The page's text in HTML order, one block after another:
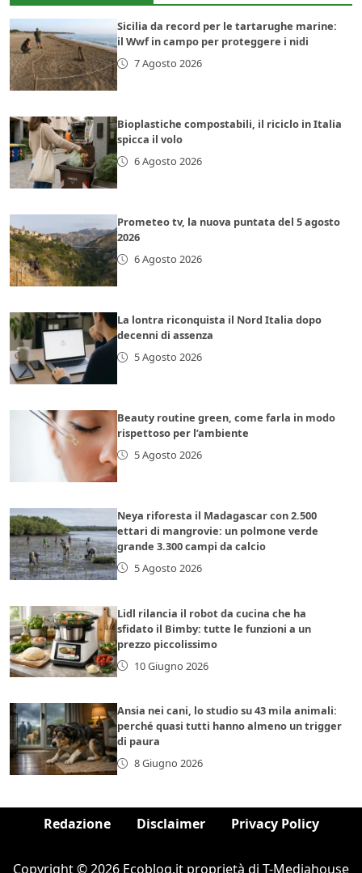
Sicilia da record per le tartarughe marine:
il Wwf in campo per proteggere i nidi
7 Agosto 2026
Bioplastiche compostabili, il riciclo in Italia
spicca il volo
6 Agosto 2026
Prometeo tv, la nuova puntata del 5 agosto
2026
6 Agosto 2026
La lontra riconquista il Nord Italia dopo
decenni di assenza
5 Agosto 2026
Beauty routine green, come farla in modo
rispettoso per l’ambiente
5 Agosto 2026
Neya riforesta il Madagascar con 2.500
ettari di mangrovie: un polmone verde
grande 3.300 campi da calcio
5 Agosto 2026
Lidl rilancia il robot da cucina che ha
sfidato il Bimby: tutte le funzioni a un
prezzo piccolissimo
10 Giugno 2026
Ansia nei cani, lo studio su 43 mila animali:
perché quasi tutti hanno almeno un trigger
di paura
8 Giugno 2026
Redazione Disclaimer Privacy Policy
Copyright © 2026 Ecoblog.it proprietà di T-Mediahouse